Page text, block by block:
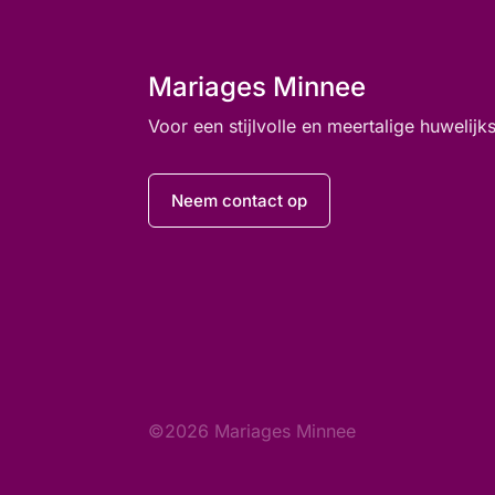
Mariages Minnee
Voor een stijlvolle en meertalige
Neem contact op
©2026 Mariages Minnee